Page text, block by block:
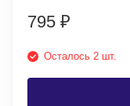
795 ₽
Осталось 2 шт.